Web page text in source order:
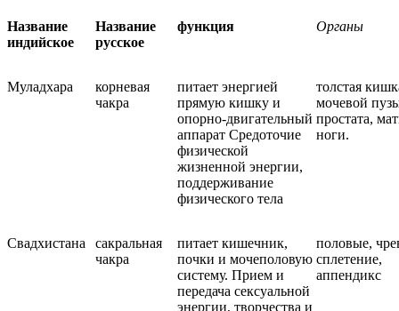
Название
индийское
Название
русское
функция Органы
Муладхара
корневая
чакра
питает энергией
прямую кишку и
опорно-двигательный
аппарат Средоточие
физической
жизненной энергии,
поддерживание
физического тела
толстая
мочевой
простата,
ноги.
Свадхистана
сакральная
чакра
питает кишечник,
почки и мочеполовую
систему. Прием и
передача сексуальной
энергии, творчества и
половые,
сплетение,
аппендикс